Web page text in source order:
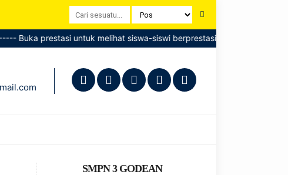
prestasi untuk melihat siswa-siswi berprestasi
SMPN 3 GODEAN